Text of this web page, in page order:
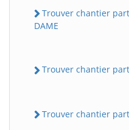
Trouver chantier
DAME
Trouver chantier
Trouver chantier